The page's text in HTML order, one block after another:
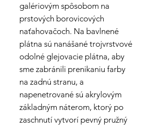
galériovým spôsobom na
prstových borovicových
naťahovačoch. Na bavlnené
plátna sú nanášané trojvrstvové
odolné glejovacie plátna, aby
sme zabránili prenikaniu farby
na zadnú stranu, a
napenetrované sú akrylovým
základným náterom, ktorý po
zaschnutí vytvorí pevný pružný